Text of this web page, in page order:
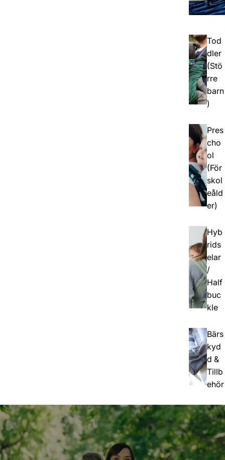
Tod
dler
(Stö
rre
barn
)
Pres
cho
ol
(För
skol
eåld
er)
Hyb
rids
elar
/
Half
buc
kle
Bärs
kyd
d &
Tillb
ehör